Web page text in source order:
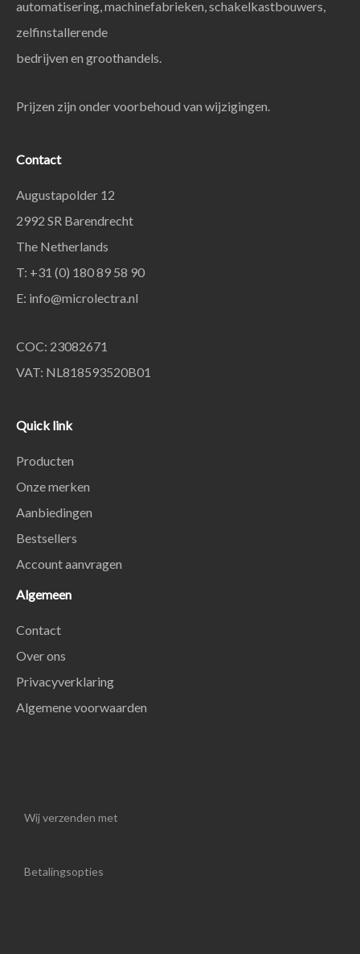
automatisering, machinefabrieken, schakelkastbouwers,
zelfinstallerende
bedrijven en groothandels.
Prijzen zijn onder voorbehoud van wijzigingen.
Contact
Augustapolder 12
2992 SR Barendrecht
The Netherlands
T: +31 (0) 180 89 58 90
E: info@microlectra.nl
COC: 23082671
VAT: NL818593520B01
Quick link
Producten
Onze merken
Aanbiedingen
Bestsellers
Account aanvragen
Algemeen
Contact
Over ons
Privacyverklaring
Algemene voorwaarden
Wij verzenden met
Betalingsopties